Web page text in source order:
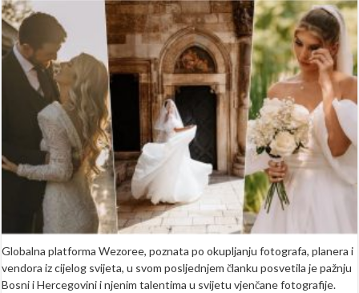
od
vodećih
wedding
magazina
objavio
listu
od
TOP
5
fotografa
u
BiH
(FOTO)
Globalna platforma Wezoree, poznata po okupljanju fotografa, planera i
vendora iz cijelog svijeta, u svom posljednjem članku posvetila je pažnju
Bosni i Hercegovini i njenim talentima u svijetu vjenčane fotografije.